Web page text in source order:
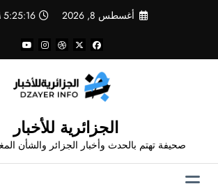
أغسطس 8, 2026 5:25:17 PM
الجزائرية للأخبار
صحيفة تهتم بالحدث وأخبار الجزائر والشأن